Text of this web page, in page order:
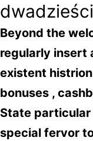
Beyond the
regularly insert
existent
bonuses ,
State
special fervor